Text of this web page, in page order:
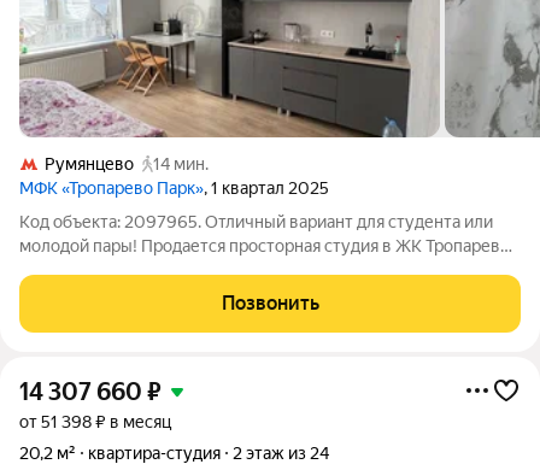
Румянцево
14 мин.
МФК «Тропарево Парк», 1 квартал 2025
Код объекта: 2097965. Отличный вариант для студента или
молодой пары! Продается просторная студия в ЖК Тропарево
Румянцево (10 мин). Новый дом, развитая инфраструктура,
квартира полностью готова к
Позвонить
14 307 660 ₽
от 51 398 ₽ в месяц
20,2 м²
квартира-студия 2 этаж из 24